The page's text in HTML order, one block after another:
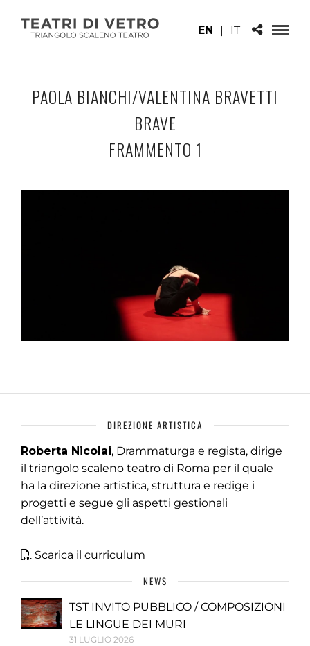
EN | IT
PAOLA BIANCHI/VALENTINA BRAVETTI
BRAVE
FRAMMENTO 1
DIREZIONE ARTISTICA
Roberta Nicolai, Drammaturga e regista, dirige
il triangolo scaleno teatro di Roma per il quale
ha la direzione artistica, struttura e redige i
progetti e segue gli aspetti gestionali
dell’attività.
Scarica il curriculum
NEWS
TST INVITO PUBBLICO / COMPOSIZIONI
LE LINGUE DEI MURI
31 LUGLIO 2026